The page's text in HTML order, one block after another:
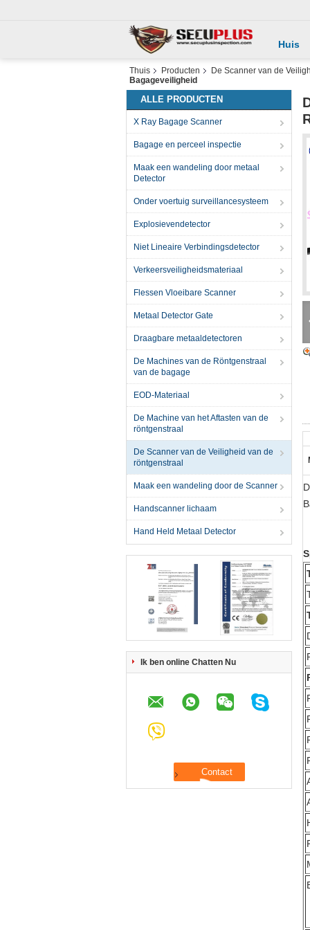
Huis
Thuis Producten De Scanner van de
Bagageveiligheid
ALLE PRODUCTEN
X Ray Bagage Scanner
Bagage en perceel inspectie
Maak een wandeling door metaal
Detector
Onder voertuig surveillancesysteem
Explosievendetector
Niet Lineaire Verbindingsdetector
Verkeersveiligheidsmateriaal
Flessen Vloeibare Scanner
Metaal Detector Gate
Draagbare metaaldetectoren
De Machines van de Röntgenstraal
van de bagage
EOD-Materiaal
De Machine van het Aftasten van de
röntgenstraal
De Scanner van de Veiligheid van de
röntgenstraal
Maak een wandeling door de Scanner
Handscanner lichaam
Hand Held Metaal Detector
Ik ben online Chatten Nu